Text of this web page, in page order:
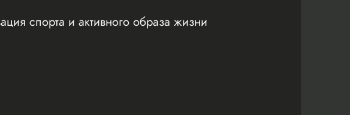
спорта и активного образа жизни